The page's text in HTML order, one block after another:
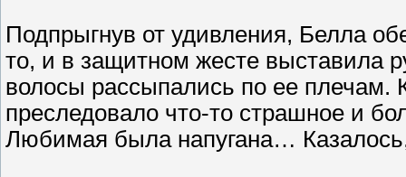
Подпрыгнув от удивления, Белла
то, и в защитном жесте выставила
волосы рассыпались по ее плечам.
преследовало что-то страшное и
Любимая была напугана…